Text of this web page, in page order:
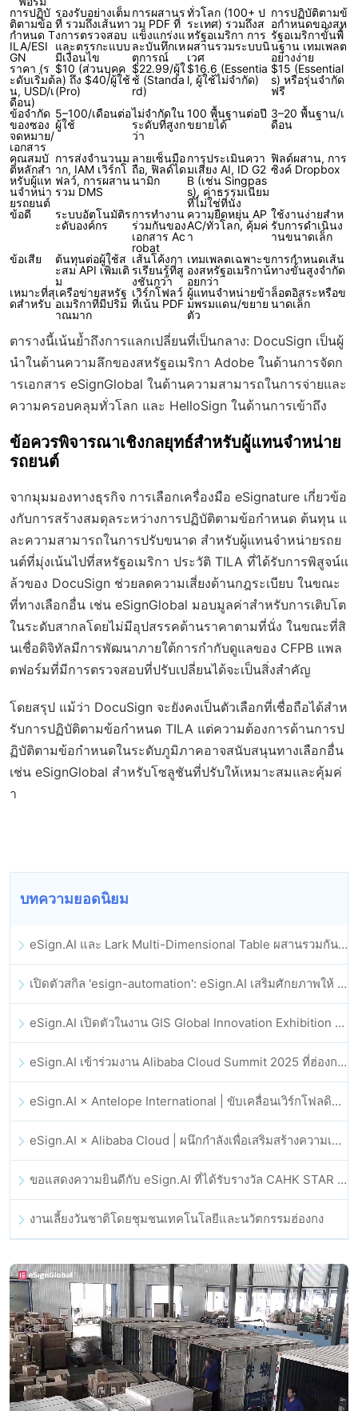
การปฏิบั
ติตามข้อ
กำหนด T
ILA/ESI
GN
รองรับอย่างเต็ม
ที่ รวมถึงเส้นทา
งการตรวจสอบ
และตรรกะแบบ
มีเงื่อนไข
การผสานร
วม PDF ที่
แข็งแกร่งแ
ละบันทึกเห
ตุการณ์
ทั่วโลก (100+ ป
ระเทศ) รวมถึงส
หรัฐอเมริกา การ
ผสานรวมระบบนิ
เวศ
การปฏิบัติตามข้
อกำหนดของสห
รัฐอเมริกาขั้นพื้
นฐาน เทมเพลต
อย่างง่าย
ราคา (ร
ะดับเริ่มต้
น, USD/เ
ดือน)
$10 (ส่วนบุคค
ล) ถึง $40/ผู้ใช้
(Pro)
$22.99/ผู้ใ
ช้ (Standa
rd)
$16.6 (Essentia
l, ผู้ใช้ไม่จำกัด)
$15 (Essential
s) หรือรุ่นจำกัด
ฟรี
ข้อจำกัด
ของซอง
จดหมาย/
เอกสาร
5–100/เดือนต่อ
ผู้ใช้
ไม่จำกัดใน
ระดับที่สูงก
ว่า
100 พื้นฐานต่อปี
ขยายได้
3–20 พื้นฐาน/เ
ดือน
คุณสมบั
ติหลักสำ
หรับผู้แท
นจำหน่า
ยรถยนต์
การส่งจำนวนม
าก, IAM เวิร์กโ
ฟลว์, การผสาน
รวม DMS
ลายเซ็นมือ
ถือ, ฟิลด์ได
นามิก
การประเมินควา
มเสี่ยง AI, ID G2
B (เช่น Singpas
s), ค่าธรรมเนียม
ที่ไม่ใช่ที่นั่ง
ฟิลด์ผสาน, การ
ซิงค์ Dropbox
ข้อดี
ระบบอัตโนมัติร
ะดับองค์กร
การทำงาน
ร่วมกันของ
เอกสาร Ac
robat
ความยืดหยุ่น AP
AC/ทั่วโลก, คุ้มค่
า
ใช้งานง่ายสำห
รับการดำเนินง
านขนาดเล็ก
ข้อเสีย
ต้นทุนต่อผู้ใช้ส
ะสม API เพิ่มเติ
ม
เส้นโค้งกา
รเรียนรู้ที่สู
งชันกว่า
เทมเพลตเฉพาะข
องสหรัฐอเมริกาน้
อยกว่า
การกำหนดเส้น
ทางขั้นสูงจำกัด
เหมาะที่สุ
ดสำหรับ
เครือข่ายสหรัฐ
อเมริกาที่มีปริม
าณมาก
เวิร์กโฟลว์
ที่เน้น PDF
ผู้แทนจำหน่ายข้า
มพรมแดน/ขยาย
ตัว
ล็อตอิสระหรือข
นาดเล็ก
ตารางนี้เน้นย้ำถึงการแลกเปลี่ยนที่เป็นกลาง: DocuSign เป็นผู้
นำในด้านความลึกของสหรัฐอเมริกา Adobe ในด้านการจัดก
ารเอกสาร eSignGlobal ในด้านความสามารถในการจ่ายและ
ความครอบคลุมทั่วโลก และ HelloSign ในด้านการเข้าถึง
ข้อควรพิจารณาเชิงกลยุทธ์สำหรับผู้แทนจำหน่าย
รถยนต์
จากมุมมองทางธุรกิจ การเลือกเครื่องมือ eSignature เกี่ยวข้อ
งกับการสร้างสมดุลระหว่างการปฏิบัติตามข้อกำหนด ต้นทุน แ
ละความสามารถในการปรับขนาด สำหรับผู้แทนจำหน่ายรถย
นต์ที่มุ่งเน้นไปที่สหรัฐอเมริกา ประวัติ TILA ที่ได้รับการพิสูจน์แ
ล้วของ DocuSign ช่วยลดความเสี่ยงด้านกฎระเบียบ ในขณะ
ที่ทางเลือกอื่น เช่น eSignGlobal มอบมูลค่าสำหรับการเติบโต
ในระดับสากลโดยไม่มีอุปสรรคด้านราคาตามที่นั่ง ในขณะที่สิ
นเชื่อดิจิทัลมีการพัฒนาภายใต้การกำกับดูแลของ CFPB แพล
ตฟอร์มที่มีการตรวจสอบที่ปรับเปลี่ยนได้จะเป็นสิ่งสำคัญ
โดยสรุป แม้ว่า DocuSign จะยังคงเป็นตัวเลือกที่เชื่อถือได้สำห
รับการปฏิบัติตามข้อกำหนด TILA แต่ความต้องการด้านการป
ฏิบัติตามข้อกำหนดในระดับภูมิภาคอาจสนับสนุนทางเลือกอื่น
เช่น eSignGlobal สำหรับโซลูชันที่ปรับให้เหมาะสมและคุ้มค่
า
บทความยอดนิยม
eSign.AI และ Lark Multi-Dimensional Table ผสานรวมกันอย่างเป็นทางการ: การลงนามและการเก็บถาวรสัญญาอิเล็กทรอนิกส์แบบอัตโนมัติเต็มรูปแบบ
เปิดตัวสกิล 'esign-automation': eSign.AI เสริมศักยภาพให้ OpenClaw ด้วยลายเซ็นอิเล็กทรอนิกส์อัตโนมัติ
eSign.AI เปิดตัวในงาน GIS Global Innovation Exhibition 2025
eSign.AI เข้าร่วมงาน Alibaba Cloud Summit 2025 ที่ฮ่องกง เพื่อขับเคลื่อนนวัตกรรมคลาวด์ที่ขับเคลื่อนด้วย AI และความเชื่อมั่นทางดิจิทัล
eSign.AI × Antelope International | ขับเคลื่อนเวิร์กโฟลดิจิทัลที่ปลอดภัยและขับเคลื่อนด้วย AI
eSign.AI × Alibaba Cloud | ผนึกกำลังเพื่อเสริมสร้างความเชื่อมั่นดิจิทัลระดับโลกสำหรับฟินเทค
ขอแสดงความยินดีกับ eSign.AI ที่ได้รับรางวัล CAHK STAR Award 2025
งานเลี้ยงวันชาติโดยชุมชนเทคโนโลยีและนวัตกรรมฮ่องกง